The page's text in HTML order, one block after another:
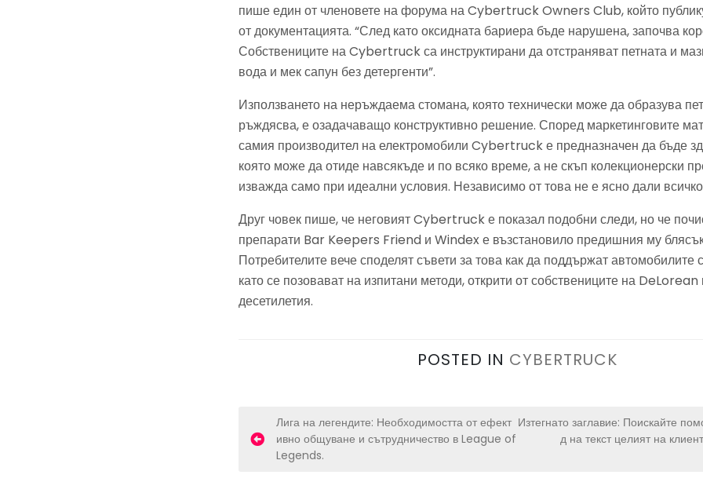
пише един от членовете на форума на Cybertruck Owners Club, който
от документацията. “След като оксидната бариера бъде нарушена, започва
Собствениците на Cybertruck са инструктирани да отстраняват петната и
вода и мек сапун без детергенти”.
Използването на неръждаема стомана, която технически може да образува
ръждясва, е озадачаващо конструктивно решение. Според маркетинговите
самия производител на електромобили Cybertruck е предназначен да бъде
която може да отиде навсякъде и по всяко време, а не скъп колекционерски
изважда само при идеални условия. Независимо от това не е ясно дали всичко
Друг човек пише, че неговият Cybertruck е показал подобни следи, но че
препарати Bar Keepers Friend и Windex е възстановило предишния му
Потребителите вече споделят съвети за това как да поддържат автомобилите
като се позовават на изпитани методи, открити от собствениците на DeLorean
десетилетия.
POSTED IN CYBERTRUCK
P
Лига на легендите: Необходимостта от ефект
ивно общуване и сътрудничество в League of
Legends.
Изтегнато заглавие: Поискайте
д на текст целият на